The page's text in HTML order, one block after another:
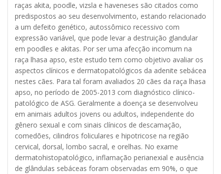
raças akita, poodle, vizsla e haveneses são citados como
predispostos ao seu desenvolvimento, estando relacionado
a um defeito genético, autossômico recessivo com
expressão variável, que pode levar a destruição glandular
em poodles e akitas. Por ser uma afecção incomum na
raça lhasa apso, este estudo tem como objetivo avaliar os
aspectos clínicos e dermatopatológicos da adenite sebácea
nestes cães. Para tal foram avaliados 20 cães da raça lhasa
apso, no período de 2005-2013 com diagnóstico clínico-
patológico de ASG. Geralmente a doença se desenvolveu
em animais adultos jovens ou adultos, independente do
gênero sexual e com sinais clínicos de descamação,
comedões, cilindros foliculares e hipotricose na região
cervical, dorsal, lombo sacral, e orelhas. No exame
dermatohistopatológico, inflamação perianexial e ausência
de glândulas sebáceas foram observadas em 90%, o que